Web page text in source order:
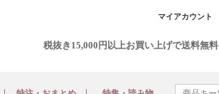
マイアカウント
税抜き15,000円以上お買い上げで送料無料